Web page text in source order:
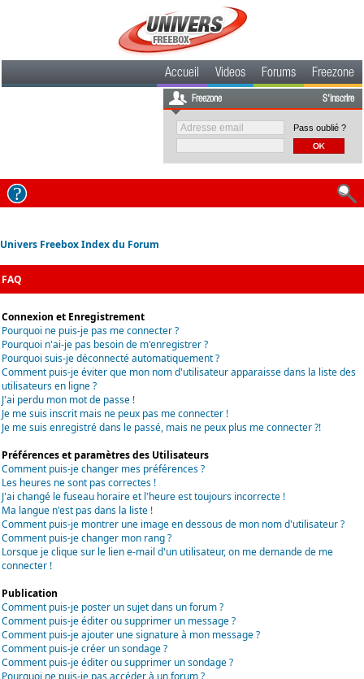
Accueil Videos Forums Freezone
Freezone S'inscrire
Pass oublié ?
Univers Freebox Index du Forum
FAQ
Connexion et Enregistrement
Pourquoi ne puis-je pas me connecter ?
Pourquoi n'ai-je pas besoin de m'enregistrer ?
Pourquoi suis-je déconnecté automatiquement ?
Comment puis-je éviter que mon nom d'utilisateur apparaisse dans la liste des
utilisateurs en ligne ?
J'ai perdu mon mot de passe !
Je me suis inscrit mais ne peux pas me connecter !
Je me suis enregistré dans le passé, mais ne peux plus me connecter ?!
Préférences et paramètres des Utilisateurs
Comment puis-je changer mes préférences ?
Les heures ne sont pas correctes !
J'ai changé le fuseau horaire et l'heure est toujours incorrecte !
Ma langue n'est pas dans la liste !
Comment puis-je montrer une image en dessous de mon nom d'utilisateur ?
Comment puis-je changer mon rang ?
Lorsque je clique sur le lien e-mail d'un utilisateur, on me demande de me
connecter !
Publication
Comment puis-je poster un sujet dans un forum ?
Comment puis-je éditer ou supprimer un message ?
Comment puis-je ajouter une signature à mon message ?
Comment puis-je créer un sondage ?
Comment puis-je éditer ou supprimer un sondage ?
Pourquoi ne puis-je pas accéder à un forum ?